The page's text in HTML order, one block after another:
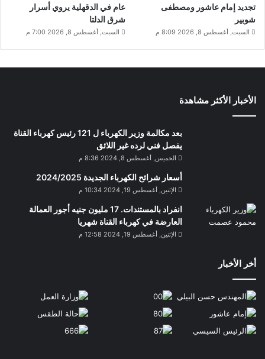
تجديد إمام عاشور ومصطفى
شوبير
السبت, أغسطس 8, 2026 8:09 م
عام في الدقهلية يروي أسرار
شرق الدلتا
السبت, أغسطس 8, 2026 7:00 م
الأخبار الأكثر مشاهدة
بعد مكالمة وزير الكهرباء ل 121 رئيس كهرباء القناة
يفصل فني لرده غير اللائق
الخميس, أغسطس 8, 2024 8:36 م
أسعار شرائح الكهرباء الجديدة 2024/2025
الإثنين, أغسطس 19, 2024 10:34 م
انفراد بالمستندات. 17 مليون جنيه أجور العمالة
العارضة في كهرباء القناة شهريا
الإثنين, أغسطس 19, 2024 12:58 م
أخر الأخبار